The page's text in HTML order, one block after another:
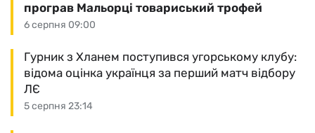
6 серпня 09:00
програв Мальорці товариський трофей
5 серпня 23:14
Гурник з Хланем поступився угорському клубу:
відома оцінка українця за перший матч відбору
ЛЄ